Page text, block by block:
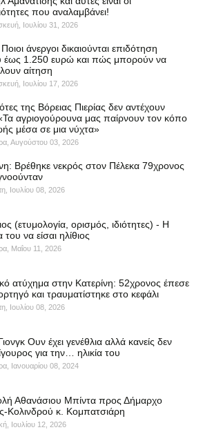
που αναλαμβάνει!
Ιουλίου 31, 2026
άνεργοι δικαιούνται επιδότηση
έως 1.250 ευρώ και πώς μπορούν να
αίτηση
Ιουλίου 17, 2026
της Βόρειας Πιερίας δεν αντέχουν
αγριογούρουνα μας παίρνουν τον κόπο
μέσα σε μια νύχτα»
Αυγούστου 03, 2026
Βρέθηκε νεκρός στον Πέλεκα 79χρονος
Ιουλίου 08, 2026
(ετυμολογία, ορισμός, ιδιότητες) - Η
του να είσαι ηλίθιος
Μαΐου 11, 2026
ατύχημα στην Κατερίνη: 52χρονος έπεσε
και τραυματίστηκε στο κεφάλι
Ιουλίου 08, 2026
Ουν έχει γενέθλια αλλά κανείς δεν
για την… ηλικία του
Ιανουαρίου 08, 2024
Αθανάσιου Μπίντα προς Δήμαρχο
Κολινδρού κ. Κομπατσιάρη
Ιουλίου 12, 2026